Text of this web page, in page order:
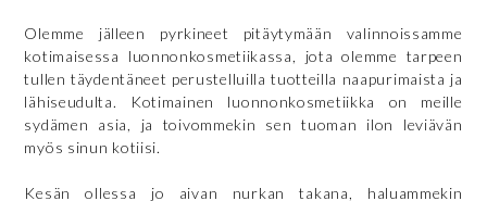
Olemme jälleen pyrkineet pitäytymään valinnoissamme
kotimaisessa luonnonkosmetiikassa, jota olemme tarpeen
tullen täydentäneet perustelluilla tuotteilla naapurimaista ja
lähiseudulta. Kotimainen luonnonkosmetiikka on meille
sydämen asia, ja toivommekin sen tuoman ilon leviävän
myös sinun kotiisi.
Kesän ollessa jo aivan nurkan takana, haluammekin